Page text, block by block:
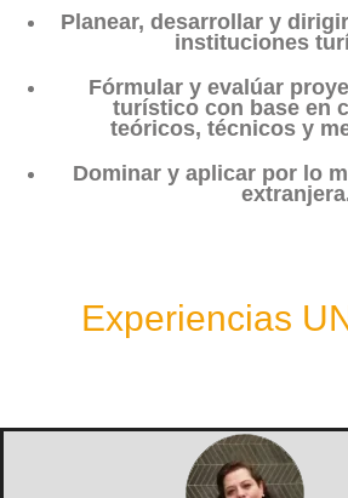
Planear, desarrollar y
instituciones
Fórmular y evalúar
turístico con base en
teóricos, técnicos y
Dominar y aplicar por lo
Experiencias